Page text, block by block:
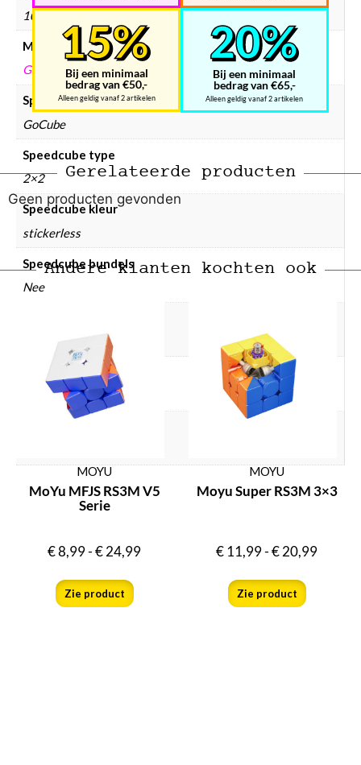
102 × 103 × 100 mm
Merken
GOCUBE
Speedcube merken
GoCube
Speedcube type
2×2
Speedcube kleur
stickerless
Speedcube bundels
Nee
Speedcube prijsklasse
€ 75 – € 100
Bij een minimaal
bedrag van €50,-
Alleen geldig vanaf 2 artikelen
Bij een minimaal
bedrag van €65,-
Alleen geldig vanaf 2 artikelen
Gerelateerde producten
Geen producten gevonden
Andere klanten kochten ook
MOYU
MoYu MFJS RS3M V5
Serie
€8,99-€24,99
Zie product
MOYU
Moyu Super RS3M 3×3
€11,99-€20,99
Zie product